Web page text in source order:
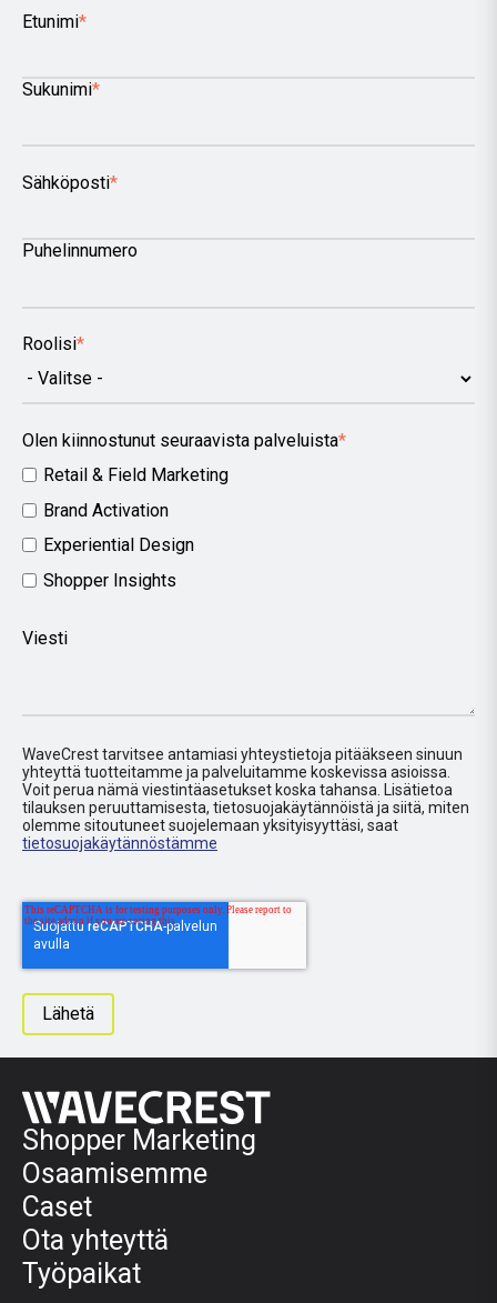
Etunimi*
Sukunimi*
Sähköposti*
Puhelinnumero
Roolisi*
Olen kiinnostunut seuraavista palveluista*
Retail & Field Marketing
Brand Activation
Experiential Design
Shopper Insights
Viesti
WaveCrest tarvitsee antamiasi yhteystietoja pitääkseen sinuun
yhteyttä tuotteitamme ja palveluitamme koskevissa asioissa.
Voit perua nämä viestintäasetukset koska tahansa. Lisätietoa
tilauksen peruuttamisesta, tietosuojakäytännöistä ja siitä, miten
olemme sitoutuneet suojelemaan yksityisyyttäsi, saat
tietosuojakäytännöstämme
Shopper Marketing
Osaamisemme
Caset
Ota yhteyttä
Työpaikat